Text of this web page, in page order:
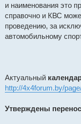
е
н
и
е
и наименования это
справочно и КВС
проведению, за
автомобильному
Актуальный
http://4x4forum.by/
Утверждены